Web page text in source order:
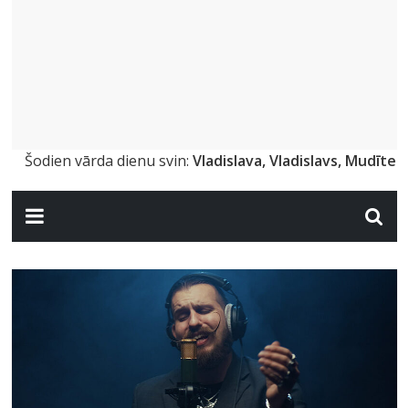
Šodien vārda dienu svin:Vladislava, Vladislavs, Mudīte